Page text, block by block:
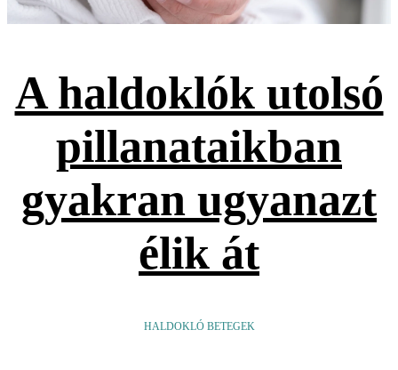
A haldoklók utolsó
pillanataikban
gyakran ugyanazt
élik át
HALDOKLÓ BETEGEK